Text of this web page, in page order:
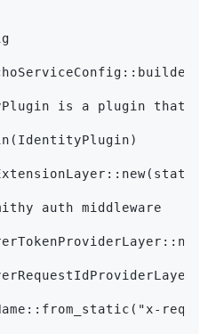
is a plugin that
auth middleware